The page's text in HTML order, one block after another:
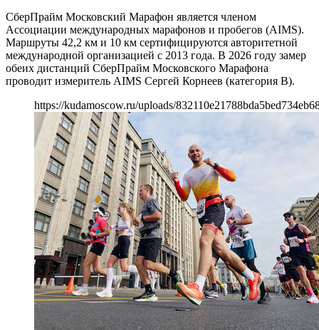
СберПрайм Московский Марафон является членом
Ассоциации международных марафонов и пробегов (AIMS).
Маршруты 42,2 км и 10 км сертифицируются авторитетной
международной организацией с 2013 года. В 2026 году замер
обеих дистанций СберПрайм Московского Марафона
проводит измеритель AIMS Сергей Корнеев (категория B).
https://kudamoscow.ru/uploads/